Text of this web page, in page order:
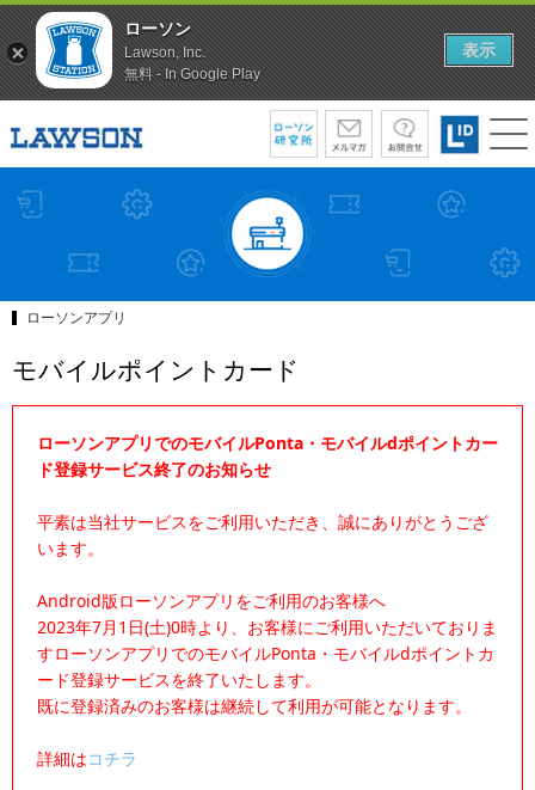
ローソンアプリ
モバイルポイントカード
ローソンアプリでのモバイルPonta・モバイルdポイントカー
ド登録サービス終了のお知らせ
平素は当社サービスをご利用いただき、誠にありがとうござ
います。
Android版ローソンアプリをご利用のお客様へ
2023年7月1日(土)0時より、お客様にご利用いただいておりま
すローソンアプリでのモバイルPonta・モバイルdポイントカ
ード登録サービスを終了いたします。
既に登録済みのお客様は継続して利用が可能となります。
詳細はコチラ
ローソン
Lawson, Inc.
無料 - In Google Play
表示